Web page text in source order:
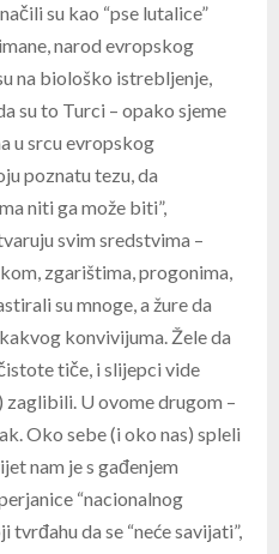
su kao “pse lutalice”
narod evropskog
na biološko istrebljenje,
su to Turci – opako sjeme
u srcu evropskog
poznatu tezu, da
niti ga može biti”,
svim sredstvima –
zgarištima, progonima,
su mnoge, a žure da
konvivijuma. Žele da
tiče, i slijepci vide
zaglibili. U ovome drugom –
Oko sebe (i oko nas) spleli
nam je s gađenjem
“nacionalnog
tvrđahu da se “neće savijati”,